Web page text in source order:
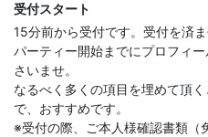
受付スタート
15分前から受付です。受付を済
パーティー開始までにプロフィ
さいませ。
なるべく多くの項目を埋めて頂
で、おすすめです。
※受付の際、ご本人様確認書類（